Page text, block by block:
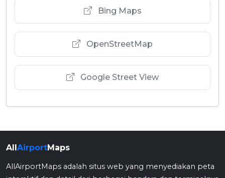
Bing Maps
OpenStreetMap
Google Street View
AllAirportMaps
AllAirportMaps adalah situs web yang menyediakan peta